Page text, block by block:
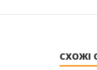
СХОЖІ